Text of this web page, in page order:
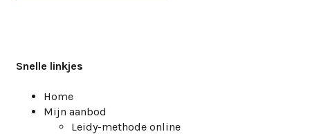
Snelle linkjes
Home
Mijn aanbod
Leidy-methode online